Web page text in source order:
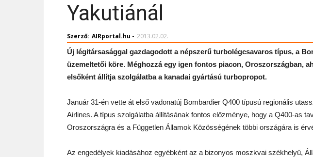
Yakutiánál
Szerző: AIRportal.hu - 2013.02.02.
Új légitársasággal gazdagodott a népszerű turbolégcsavaros típus, a
üzemeltetői köre. Méghozzá egy igen fontos piacon, Oroszországban,
elsőként állítja szolgálatba a kanadai gyártású turbopropot.
Január 31-én vette át első vadonatúj Bombardier Q400 típusú regionális
Airlines. A típus szolgálatba állításának fontos előzménye, hogy a Q400-as
Oroszországra és a Független Államok Közösségének többi országára is
Az engedélyek kiadásához egyébként az a bizonyos moszkvai székhelyű,